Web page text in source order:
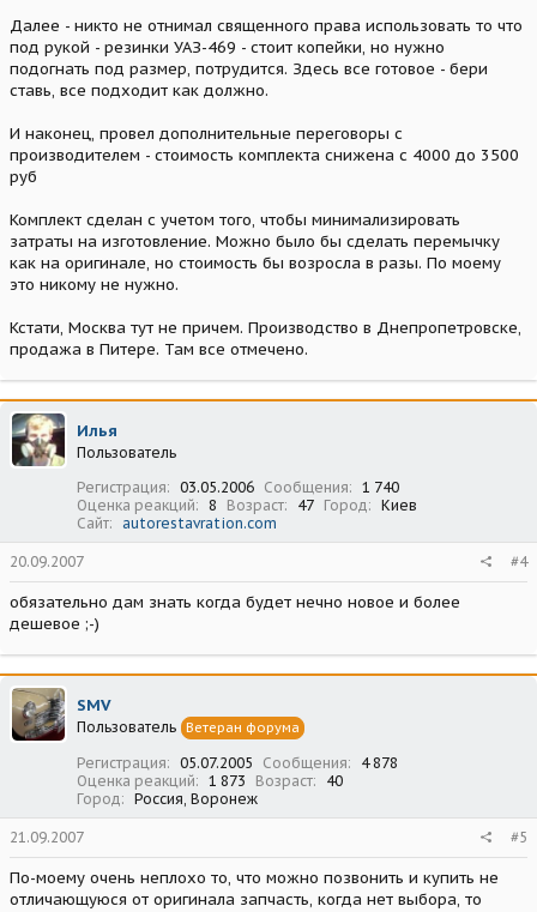
Далее - никто не отнимал священного права использовать то что
под рукой - резинки УАЗ-469 - стоит копейки, но нужно
подогнать под размер, потрудится. Здесь все готовое - бери
ставь, все подходит как должно.
И наконец, провел дополнительные переговоры с
производителем - стоимость комплекта снижена с 4000 до 3500
руб
Комплект сделан с учетом того, чтобы минимализировать
затраты на изготовление. Можно было бы сделать перемычку
как на оригинале, но стоимость бы возросла в разы. По моему
это никому не нужно.
Кстати, Москва тут не причем. Производство в Днепропетровске,
продажа в Питере. Там все отмечено.
Илья
Пользователь
Регистрация
03.05.2006 Сообщения
1 740
Оценка реакций
8 Возраст 47 Город
Киев
Сайт
autorestavration.com
20.09.2007 #4
обязательно дам знать когда будет нечно новое и более
дешевое ;-)
SMV
Пользователь Ветеран форума
Регистрация 05.07.2005 Сообщения
4 878
Оценка реакций
1 873 Возраст
40
Город
Россия, Воронеж
21.09.2007 #5
По-моему очень неплохо то, что можно позвонить и купить не
отличающуюся от оригинала запчасть, когда нет выбора, то